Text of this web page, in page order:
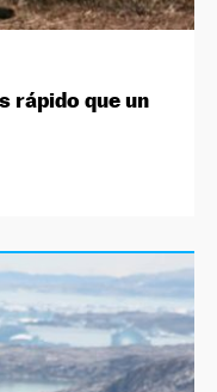
rápido que un